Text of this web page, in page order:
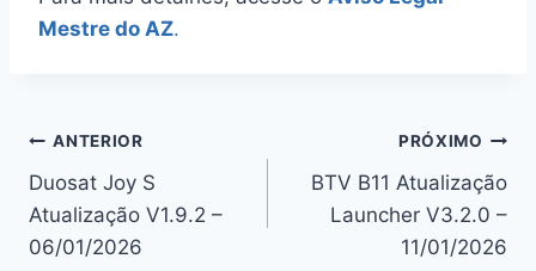
Mestre do AZ.
Navegação
de
Post
ANTERIOR
Duosat Joy S
Atualização V1.9.2 –
06/01/2026
PRÓXIMO
BTV B11 Atualização
Launcher V3.2.0 –
11/01/2026